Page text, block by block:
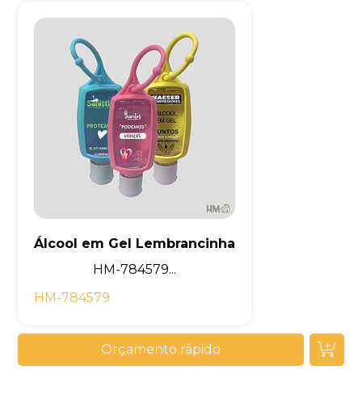
Álcool em Gel Lembrancinha
HM-784579...
HM-784579
Orçamento rápido